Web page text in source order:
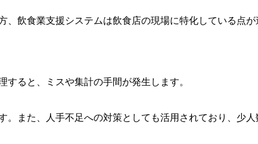
飲食業支援システムは飲食店の現場に特化している点が
ると、ミスや集計の手間が発生します。
また、人手不足への対策としても活用されており、少人